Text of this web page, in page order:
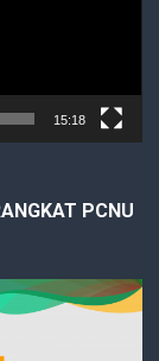
15:18
PCNU